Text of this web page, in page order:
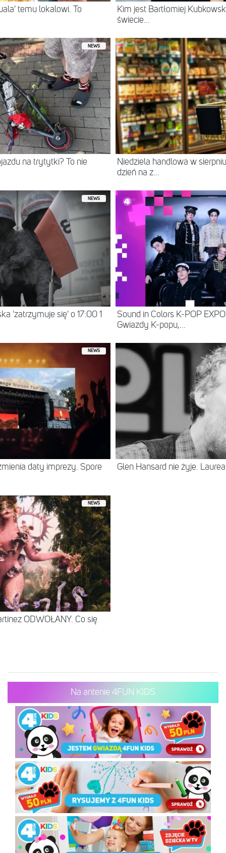
temu lokalowi. To
Kim jest Bartłomiej
świecie...
NEWS
na trytytki? To nie
Niedziela handlowa w
dzień na z...
NEWS
'zatrzymuje się' o 17:00 1
Sound in Colors K-POP
Gwiazdy K-popu,...
NEWS
daty imprezy. Spore Glen Hansard nie żyje.
NEWS
ODWOŁANY. Co się
Na antenie 4FUN KIDS